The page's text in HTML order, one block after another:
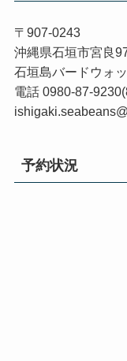
〒907-0243
沖縄県石垣市宮良
石垣島バードウォ
電話 0980-87-
予約状況